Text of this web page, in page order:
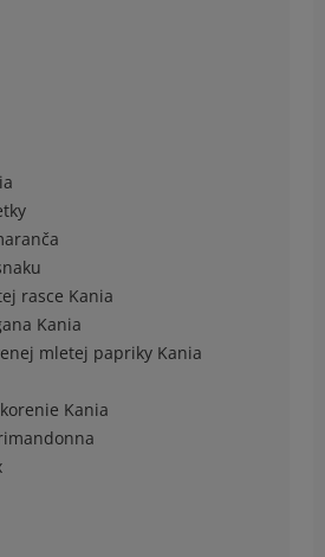
rasce Kania
Kania
mletej papriky Kania
Kania